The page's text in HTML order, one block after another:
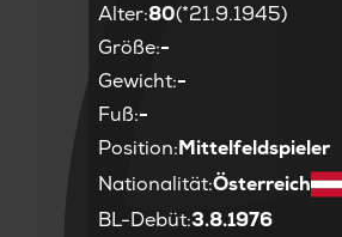
Alter:80(*21.9.1945)
Größe:-
Gewicht:-
Fuß:-
Position:Mittelfeldspieler
Nationalität:Österreich
BL-Debüt:3.8.1976